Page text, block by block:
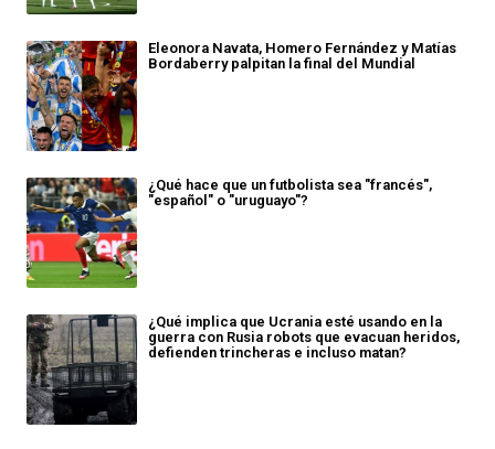
Eleonora Navata, Homero Fernández y Matías
Bordaberry palpitan la final del Mundial
¿Qué hace que un futbolista sea "francés",
"español" o "uruguayo"?
¿Qué implica que Ucrania esté usando en la
guerra con Rusia robots que evacuan heridos,
defienden trincheras e incluso matan?